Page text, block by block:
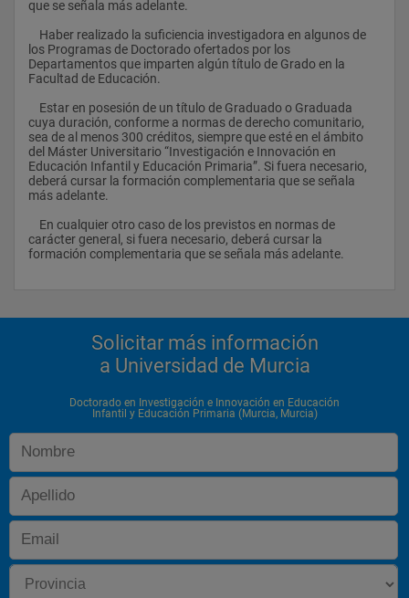
- inclusión-exclusión en educación infantil y educación
primaria.
- la interculturalidad en la escuela.
- estrategias de trabajo en el aula y procesos interactivos de
aprendizaje en la escuela
- la integración de las tic y los medios de comunicación en la
escuela.
- orientación y diagnóstico en educación en el campo
educativo y social en educación infantil y educación primaria.
- diseño, aplicación y evaluación de usuarios, programas,
agentes e instituciones educativas y sociales en ei y ep
- procesos psicolingüísticos en el aprendizaje de la lengua
escrita y sus dificultades.
- estudio evolutivo y educativo de la hiperactividad y de los
- el aprendizaje cooperativo en el desarrollo y la educación
infantil y primaria.
de escolares con alta habilidad.
- la profesionalización de los maestros en educación infantil y
primaria
- la educación para la ciudadanía en la infancia.
que se señala más adelante.
los Programas de Doctorado ofertados por los
Departamentos que imparten algún título de Grado en la
Facultad de Educación.
cuya duración, conforme a normas de derecho comunitario,
sea de al menos 300 créditos, siempre que esté en el ámbito
del Máster Universitario “Investigación e Innovación en
Educación Infantil y Educación Primaria”. Si fuera necesario,
deberá cursar la formación complementaria que se señala
más adelante.
carácter general, si fuera necesario, deberá cursar la
formación complementaria que se señala más adelante.
Solicitar más información
a Universidad de Murcia
Doctorado en Investigación e Innovación en Educación
Infantil y Educación Primaria (Murcia, Murcia)